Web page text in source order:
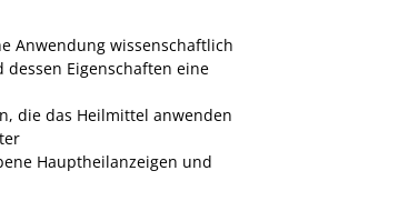
Anwendung wissenschaftlich
Eigenschaften eine
die das Heilmittel anwenden
Hauptheilanzeigen und